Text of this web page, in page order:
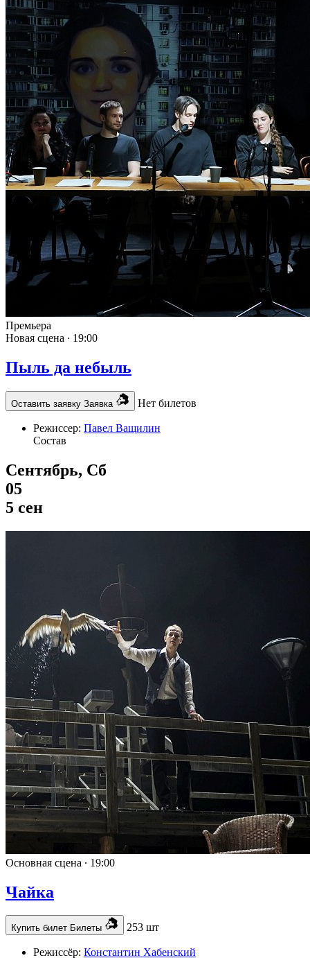
Премьера
Новая сцена ∙ 19:00
Пыль да небыль
Оставить заявку Заявка Нет билетов
Режиссер: Павел Ващилин
Состав
Сентябрь, Сб
05
5 сен
Основная сцена ∙ 19:00
Чайка
Купить билет Билеты 253 шт
Режиссёр: Константин Хабенский